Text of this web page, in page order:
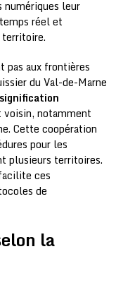
numériques leur
réel et
pas aux frontières
du Val-de-Marne
signification
voisin, notamment
Cette coopération
pour les
plusieurs territoires.
ces
de
la